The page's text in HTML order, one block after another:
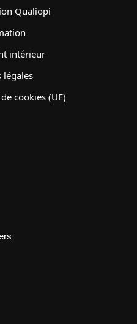
Qualiopi
intérieur
légales
cookies (UE)